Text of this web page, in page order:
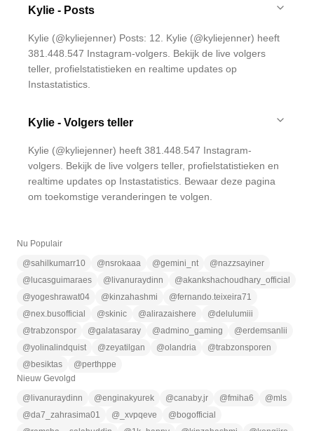
Kylie - Posts
Kylie (@kyliejenner) Posts: 12. Kylie (@kyliejenner) heeft
381.448.547 Instagram-volgers. Bekijk de live volgers
teller, profielstatistieken en realtime updates op
Instastatistics.
Kylie - Volgers teller
Kylie (@kyliejenner) heeft 381.448.547 Instagram-
volgers. Bekijk de live volgers teller, profielstatistieken en
realtime updates op Instastatistics. Bewaar deze pagina
om toekomstige veranderingen te volgen.
Nu Populair
@sahilkumarr10 @nsrokaaa @gemini_nt @nazzsayiner
@ lucasguimaraes @ livanuraydinn @akankshachoudhary_official
@yogeshrawat04 @ kinzahashmi @fernando.teixeira71
@nex.busofficial @skinic @alirazaishere @delulumiii
@trabzonspor @galatasaray @admino_gaming @erdemsanlii
@yolinalindquist @zeyatilgan @olandria @trabzonsporen
@ besiktas @perthppe
Nieuw Gevolgd
@ livanuraydinn @enginakyurek @canaby.jr @fmiha6 @mls
@da7_zahrasima01 @ _xvpqeve @ bogofficial